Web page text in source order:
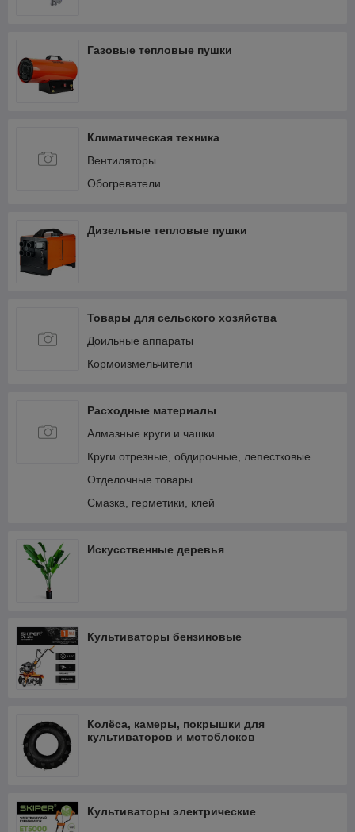
Газовые тепловые пушки
Климатическая техника
Вентиляторы
Обогреватели
Дизельные тепловые пушки
Товары для сельского хозяйства
Доильные аппараты
Кормоизмельчители
Расходные материалы
Алмазные круги и чашки
Круги отрезные, обдирочные, лепестковые
Отделочные товары
Смазка, герметики, клей
Искусственные деревья
Культиваторы бензиновые
Колёса, камеры, покрышки для
культиваторов и мотоблоков
Культиваторы электрические